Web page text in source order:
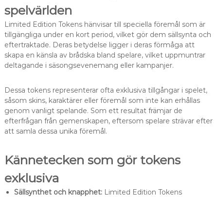
spelvärlden
Limited Edition Tokens hänvisar till speciella föremål som är
tillgängliga under en kort period, vilket gör dem sällsynta och
eftertraktade. Deras betydelse ligger i deras förmåga att
skapa en känsla av brådska bland spelare, vilket uppmuntrar
deltagande i säsongsevenemang eller kampanjer.
Dessa tokens representerar ofta exklusiva tillgångar i spelet,
såsom skins, karaktärer eller föremål som inte kan erhållas
genom vanligt spelande. Som ett resultat främjar de
efterfrågan från gemenskapen, eftersom spelare strävar efter
att samla dessa unika föremål.
Kännetecken som gör tokens
exklusiva
Sällsynthet och knapphet:Limited Edition Tokens